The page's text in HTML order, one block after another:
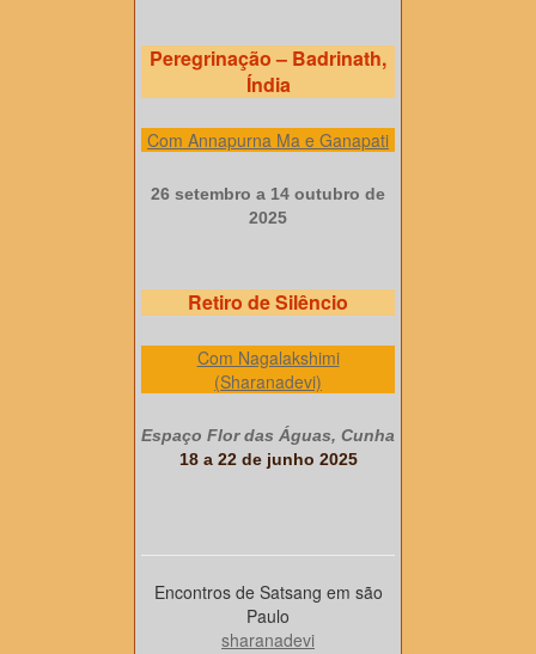
Peregrinação – Badrinath,
Índia
Com Annapurna Ma e Ganapati
26 setembro a 14 outubro de
2025
Retiro de Silêncio
Com Nagalakshimi
(Sharanadevi)
Espaço Flor das Águas, Cunha
18 a 22 de junho 2025
Encontros de Satsang em são
Paulo
sharanadevi